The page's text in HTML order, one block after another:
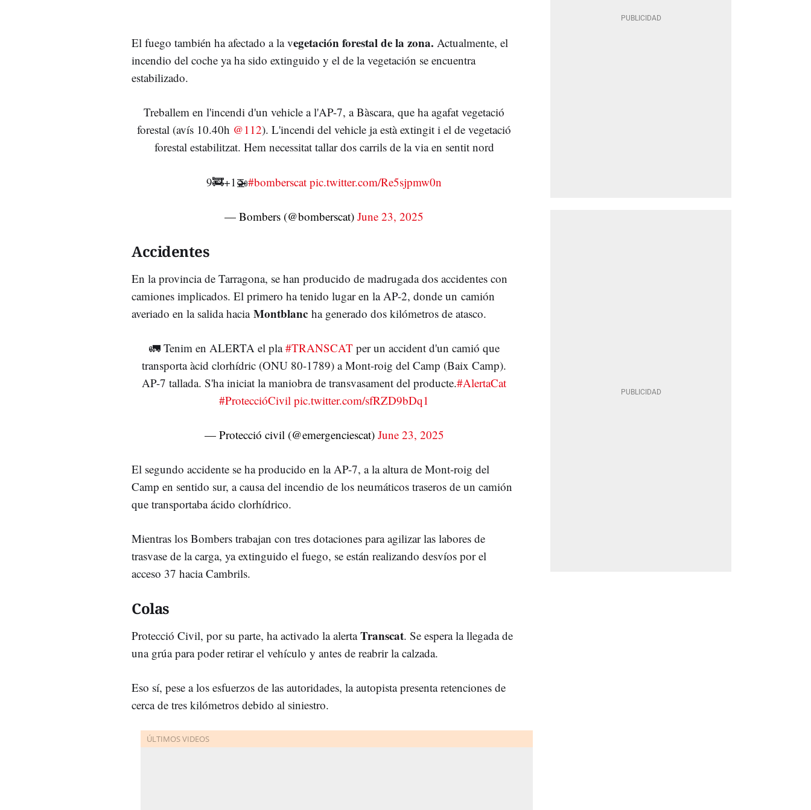
El fuego también ha afectado a la vegetación forestal de la zona. Actualmente, el
incendio del coche ya ha sido extinguido y el de la vegetación se encuentra
estabilizado.
Treballem en l'incendi d'un vehicle a l'AP-7, a Bàscara, que ha agafat vegetació
forestal (avís 10.40h @112). L'incendi del vehicle ja està extingit i el de vegetació
forestal estabilitzat. Hem necessitat tallar dos carrils de la via en sentit nord
9🚒+1🚁#bomberscat pic.twitter.com/Re5sjpmw0n
— Bombers (@bomberscat)June 23, 2025
Accidentes
En la provincia de Tarragona, se han producido de madrugada dos accidentes con
camiones implicados. El primero ha tenido lugar en la AP-2, donde un camión
averiado en la salida hacia Montblanc ha generado dos kilómetros de atasco.
🚛 Tenim en ALERTA el pla#TRANSCATper un accident d'un camió que
transporta àcid clorhídric (ONU 80-1789) a Mont-roig del Camp (Baix Camp).
AP-7 tallada. S'ha iniciat la maniobra de transvasament del producte.#AlertaCat
#ProteccióCivil pic.twitter.com/sfRZD9bDq1
— Protecció civil (@emergenciescat) June 23, 2025
El segundo accidente se ha producido en la AP-7, a la altura de Mont-roig del
Camp en sentido sur, a causa del incendio de los neumáticos traseros de un camión
que transportaba ácido clorhídrico.
Mientras los Bombers trabajan con tres dotaciones para agilizar las labores de
trasvase de la carga, ya extinguido el fuego, se están realizando desvíos por el
acceso 37 hacia Cambrils.
Colas
Protecció Civil, por su parte, ha activado la alertaTranscat. Se espera la llegada de
una grúa para poder retirar el vehículo y antes de reabrir la calzada.
Eso sí, pese a los esfuerzos de las autoridades, la autopista presenta retenciones de
cerca de tres kilómetros debido al siniestro.